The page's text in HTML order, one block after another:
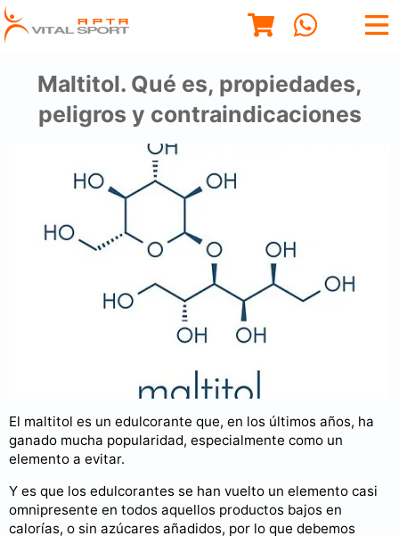
Maltitol. Qué es, propiedades,
peligros y contraindicaciones
El maltitol es un edulcorante que, en los últimos años, ha
ganado mucha popularidad, especialmente como un
elemento a evitar.
Y es que los edulcorantes se han vuelto un elemento casi
omnipresente en todos aquellos productos bajos en
calorías, o sin azúcares añadidos, por lo que debemos